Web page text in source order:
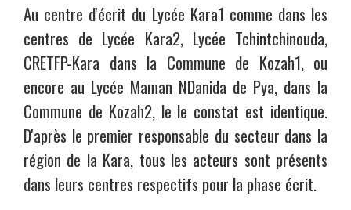
Au centre d'écrit du Lycée Kara1 comme dans les
centres de Lycée Kara2, Lycée Tchintchinouda,
CRETFP-Kara dans la Commune de Kozah1, ou
encore au Lycée Maman NDanida de Pya, dans la
Commune de Kozah2, le le constat est identique.
D'après le premier responsable du secteur dans la
région de la Kara, tous les acteurs sont présents
dans leurs centres respectifs pour la phase écrit.